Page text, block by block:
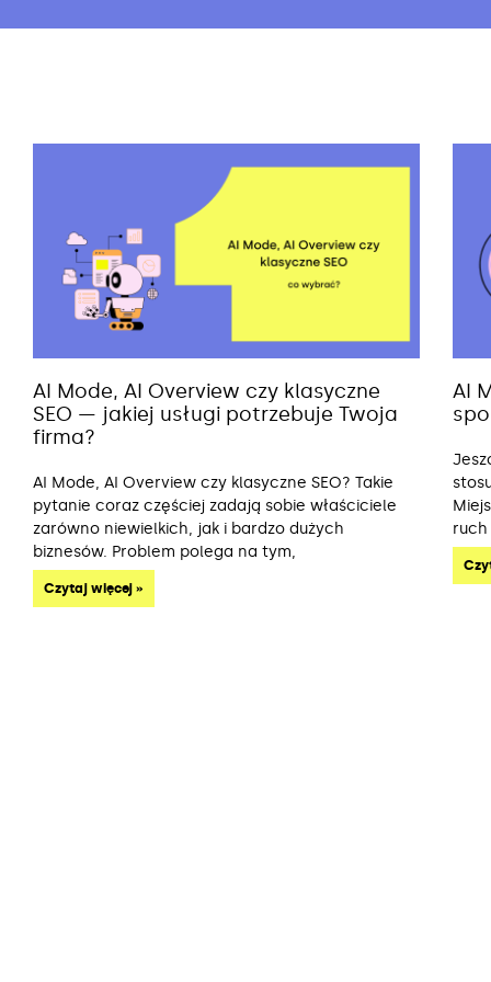
AI Mode, AI Overview czy klasyczne
SEO — jakiej usługi potrzebuje Twoja
firma?
AI Mode, AI Overview czy klasyczne SEO? Takie
pytanie coraz częściej zadają sobie właściciele
zarówno niewielkich, jak i bardzo dużych
biznesów. Problem polega na tym,
Czytaj więcej »
AI
ruch